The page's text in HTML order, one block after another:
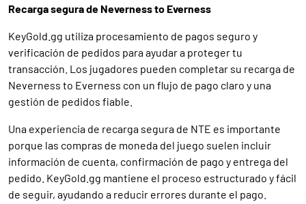
Recarga segura de Neverness to Everness
KeyGold.gg utiliza procesamiento de pagos seguro y
verificación de pedidos para ayudar a proteger tu
transacción. Los jugadores pueden completar su recarga de
Neverness to Everness con un flujo de pago claro y una
gestión de pedidos fiable.
Una experiencia de recarga segura de NTE es importante
porque las compras de moneda del juego suelen incluir
información de cuenta, confirmación de pago y entrega del
pedido. KeyGold.gg mantiene el proceso estructurado y fácil
de seguir, ayudando a reducir errores durante el pago.